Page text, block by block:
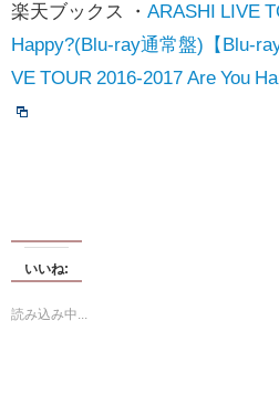
楽天ブックス ・ ARASHI LIVE
Happy?(Blu-ray通常盤)【Blu-
VE TOUR 2016-2017 Are You
いいね:
読み込み中...